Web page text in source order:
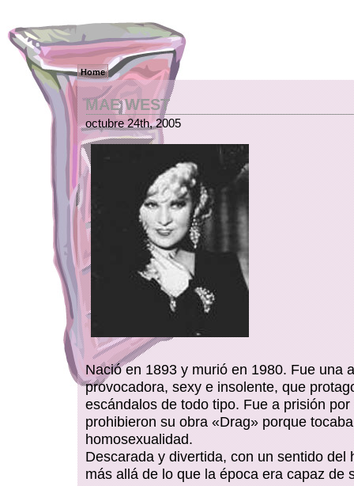
Home
MAE WEST
octubre 24th, 2005
Nació en 1893 y murió en 1980. Fue una
provocadora, sexy e insolente, que
escándalos de todo tipo. Fue a prisión
prohibieron su obra «Drag» porque
homosexualidad.
Descarada y divertida, con un sentido del
más allá de lo que la época era capaz de